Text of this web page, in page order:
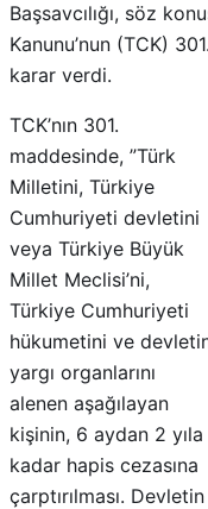
Başsavcılığı, söz
Kanunu’nun (TCK)
karar verdi.
TCK’nın 301.
maddesinde, ”Türk
Milletini, Türkiye
Cumhuriyeti devletini
veya Türkiye Büyük
Millet Meclisi’ni,
Türkiye Cumhuriyeti
hükumetini ve
yargı organlarını
alenen aşağılayan
kişinin, 6 aydan 2 yıla
kadar hapis cezasına
çarptırılması. Devletin